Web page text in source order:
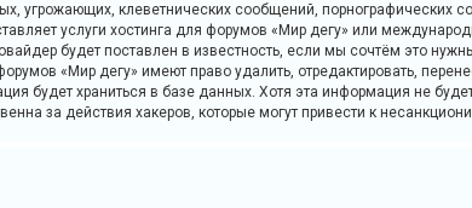
угрожающих, клеветнических сообщений, порнографических
услуги хостинга для форумов «Мир дегу» или
будет поставлен в известность, если мы сочтём это
«Мир дегу» имеют право удалить, отредактировать,
будет храниться в базе данных. Хотя эта информация не
за действия хакеров, которые могут привести к